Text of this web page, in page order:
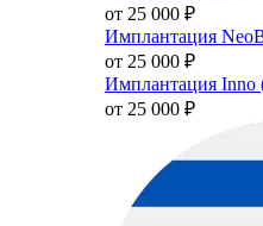
от 25 000 ₽
Имплантация
от 25 000 ₽
Имплантация
от 25 000 ₽